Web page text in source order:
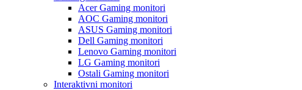
Acer Gaming monitori
AOC Gaming monitori
ASUS Gaming monitori
Dell Gaming monitori
Lenovo Gaming monitori
LG Gaming monitori
Ostali Gaming monitori
Interaktivni monitori